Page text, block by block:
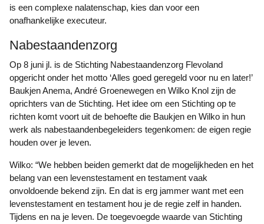
is een complexe nalatenschap, kies dan voor een
onafhankelijke executeur.
Nabestaandenzorg
Op 8 juni jl. is de Stichting Nabestaandenzorg Flevoland
opgericht onder het motto ‘Alles goed geregeld voor nu en later!’
Baukjen Anema, André Groenewegen en Wilko Knol zijn de
oprichters van de Stichting. Het idee om een Stichting op te
richten komt voort uit de behoefte die Baukjen en Wilko in hun
werk als nabestaandenbegeleiders tegenkomen: de eigen regie
houden over je leven.
Wilko: “We hebben beiden gemerkt dat de mogelijkheden en het
belang van een levenstestament en testament vaak
onvoldoende bekend zijn. En dat is erg jammer want met een
levenstestament en testament hou je de regie zelf in handen.
Tijdens en na je leven. De toegevoegde waarde van Stichting